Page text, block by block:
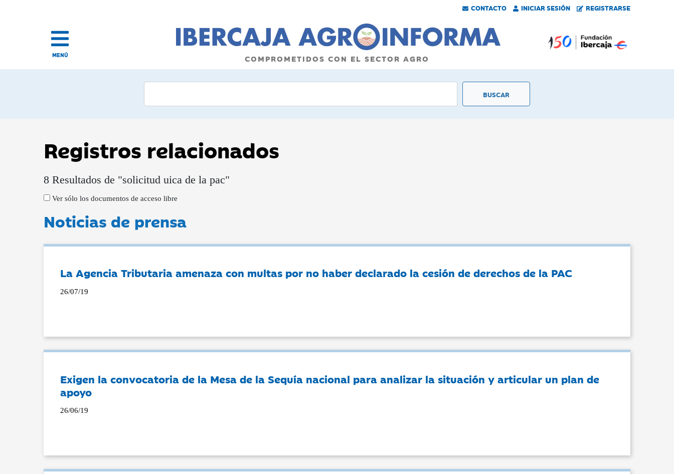
CONTACTO INICIAR SESIÓN REGISTRARSE
MENÚ COMPROMETIDOS CON EL SECTOR AGRO
Registros relacionados
8 Resultados de "solicitud uica de la pac"
Ver sólo los documentos de acceso libre
Noticias de prensa
La Agencia Tributaria amenaza con multas por no haber declarado la cesión de derechos de la PAC
26/07/19
Exigen la convocatoria de la Mesa de la Sequía nacional para analizar la situación y articular un plan de
apoyo
26/06/19